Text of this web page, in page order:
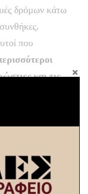
δρόμων κάτω
που
και τις
ήταν οι
αντάρτες
περιοχής
αντιταχθούν
και οι Αρμένιοι,